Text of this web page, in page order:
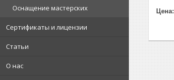
Оснащение мастерских
Сертификаты и лицензии
Статьи
О нас
Цена: